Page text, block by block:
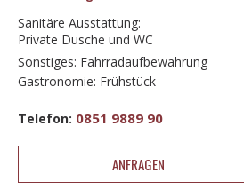
Sanitäre Ausstattung:
Private Dusche und WC
Sonstiges: Fahrradaufbewahrung
Gastronomie: Frühstück
Telefon: 0851 9889 90
ANFRAGEN